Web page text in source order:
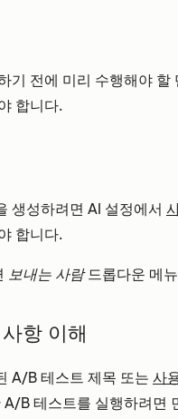
기 전에 미리 수행해야
합니다.
생성하려면 AI 설정에서
합니다.
보내는 사람드롭다운 메
항 이해
A/B 테스트 제목 또는 사
A/B 테스트를 실행하려면